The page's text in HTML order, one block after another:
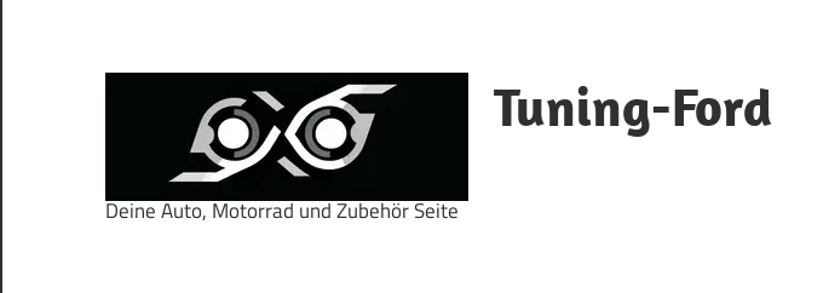
Tuning-Ford
Deine Auto, Motorrad und Zubehör Seite